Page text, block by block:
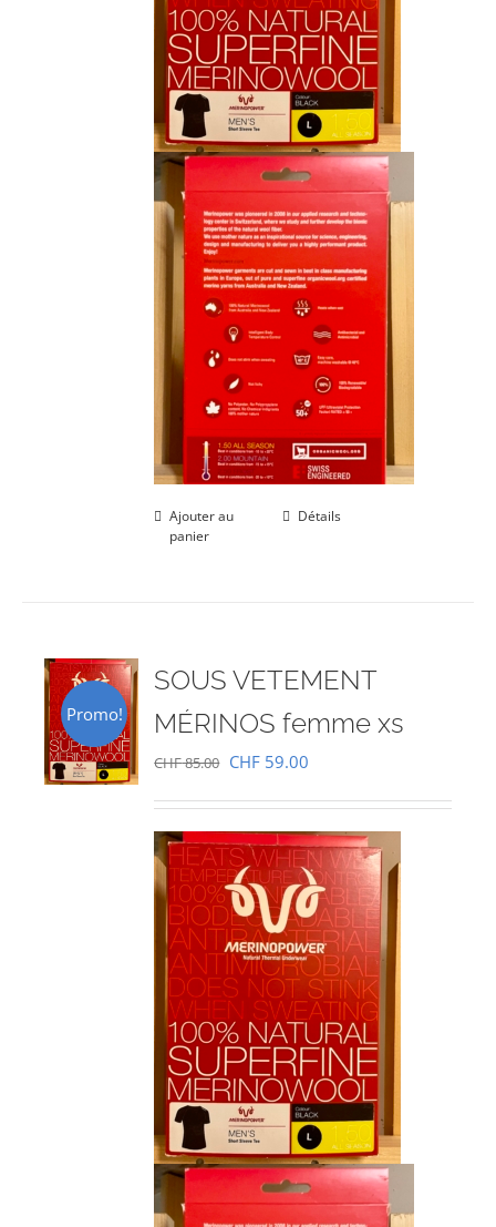
Ajouter au
panier
Détails
Promo!
SOUS VETEMENT
MÉRINOS femme xs
CHF85.00 Le
initial
était :
CHF 85.00.
CHF 59.00
actuel
est :
CHF 59.00.